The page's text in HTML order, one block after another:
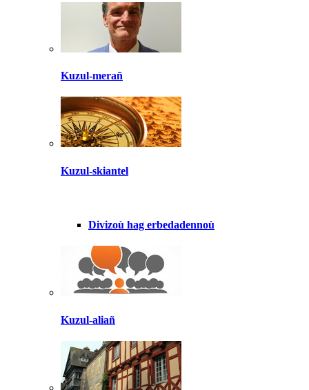
Kuzul-merañ
Kuzul-skiantel
Divizoù hag erbedadennoù
Kuzul-aliañ